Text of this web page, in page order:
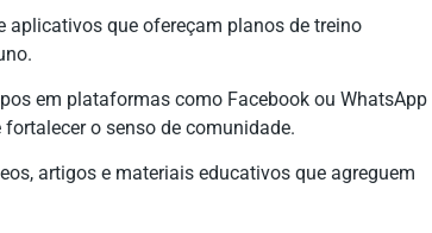
aplicativos que ofereçam planos de treino
em plataformas como Facebook ou WhatsApp
o senso de comunidade.
artigos e materiais educativos que agreguem